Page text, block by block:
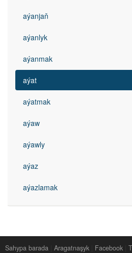
aýanjaň
aýanlyk
aýanmak
aýat
aýatmak
aýaw
aýawly
aýaz
aýazlamak
Sahypa barada Aragatnaşyk Facebook